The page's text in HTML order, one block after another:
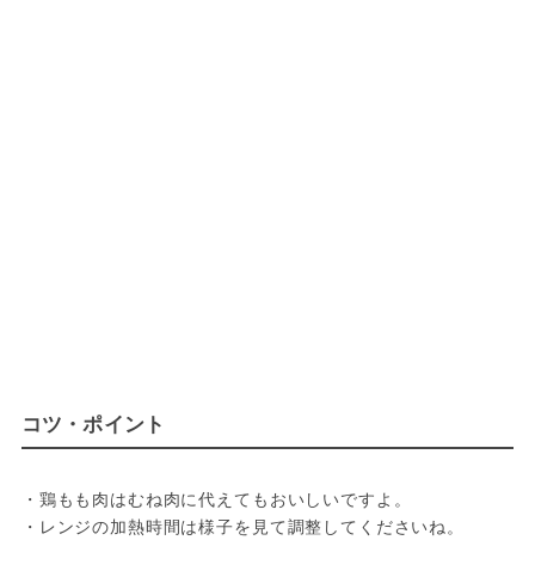
コツ・ポイント
・鶏もも肉はむね肉に代えてもおいしいですよ。
・レンジの加熱時間は様子を見て調整してくださいね。